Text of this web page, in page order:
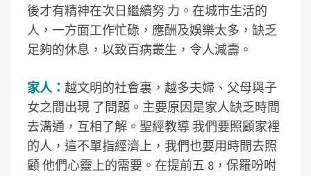
後才有精神在次日繼續努 力。在城市生活的
人，一方面工作忙碌，應酬及娛樂太多，缺乏
足夠的休息，以致百病叢生，令人減壽。
家人： 越文明的社會裏，越多夫婦、父母與子
女之間出現 了問題。主要原因是家人缺乏時間
去溝通，互相了解。聖經教導 我們要照顧家裡
的人，這不單指經濟上，我們也要用時間去照
顧 他們心靈上的需要。在提前五 8，保羅吩咐